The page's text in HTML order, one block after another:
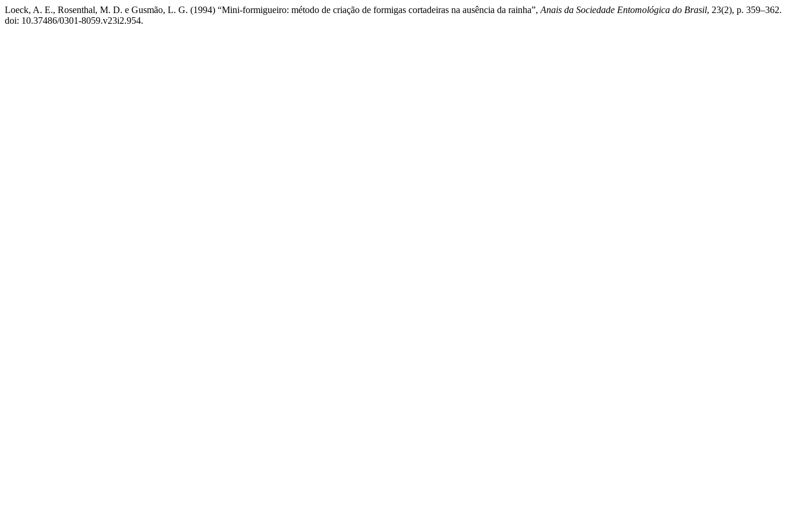
Loeck, A. E., Rosenthal, M. D. e Gusmão, L. G. (1994) “Mini-formigueiro: método de criação de formigas cortadeiras na ausência da rainha”, Anais da Sociedade Entomológica do Brasil, 23(2), p. 359–362.
doi: 10.37486/0301-8059.v23i2.954.